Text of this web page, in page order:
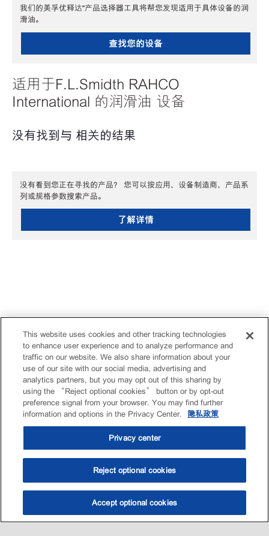
选油助手 查找门店
我们的美孚优释达℠产品选择器工具将帮您发现适用于具体设备的润
滑油。
查找您的设备
适用于F.L.Smidth RAHCO
International 的润滑油 设备
没有找到与 相关的结果
没有看到您正在寻找的产品？ 您可以按应用、设备制造商、产品系
列或规格参数搜索产品。
了解详情
This website uses cookies and other tracking technologies
to enhance user experience and to analyze performance and
traffic on our website. We also share information about your
use of our site with our social media, advertising and
analytics partners, but you may opt out of this sharing by
using the “Reject optional cookies” button or by opt-out
preference signal from your browser. You may find further
information and options in the Privacy Center.
隐私政策
Privacy center
Reject optional cookies
Accept optional cookies